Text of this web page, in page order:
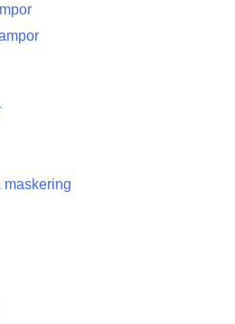
maskering